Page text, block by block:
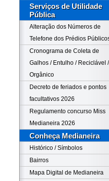
Serviços de Utilidade
Pública
Alteração dos Números de
Telefone dos Prédios
Cronograma de Coleta de
Galhos / Entulho / Reciclável /
Orgânico
Decreto de feriados e pontos
facultativos 2026
Regulamento concurso Miss
Medianeira 2026
Conheça Medianeira
Histórico / Símbolos
Bairros
Mapa Digital de Medianeira